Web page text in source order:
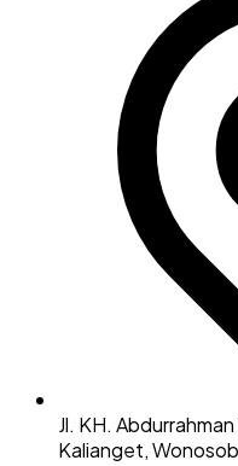
Jl. KH.
Kalianget,